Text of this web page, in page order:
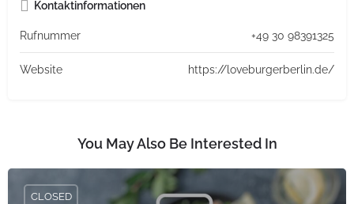
Kontaktinformationen
Rufnummer +49 30 98391325
Website https://loveburgerberlin.de/
You May Also Be Interested In
CLOSED